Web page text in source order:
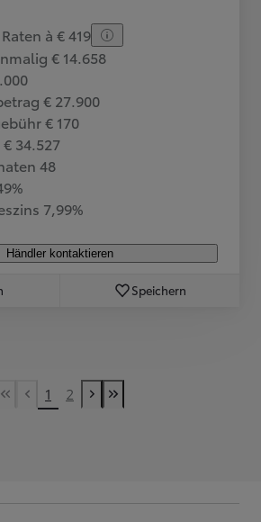
à € 419
€ 14.658
€ 27.900
€ 170
34.527
48
7,99%
Händler kontaktieren
Speichern
First Page
Vorherige Seite
1 2
Nächste Seite
Last Page